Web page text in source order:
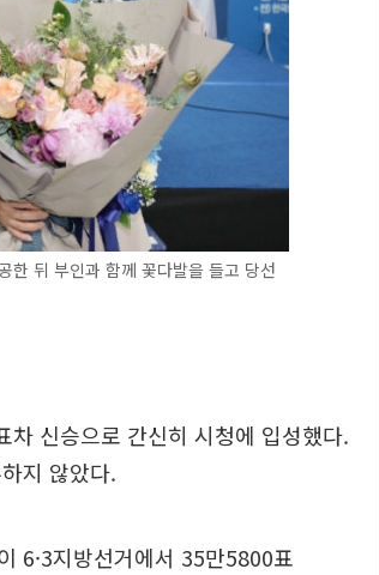
한 뒤 부인과 함께 꽃다발을 들고 당선
신승으로 간신히 시청에 입성했다.
지 않았다.
6·3지방선거에서 35만5800표